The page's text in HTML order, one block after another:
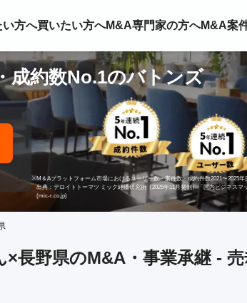
い方へ買いたい方へM&A専門家の方へM&A案
成約数No.1のバトンズ
※M＆Aプラットフォーム市場におけるユーザー数・案件数・成約件数2021〜2025
出典：デロイトトーマツ ミック経済研究所（2025年11月発刊）「国内ビジネスマ
(mic-r.co.jp)
×長野県のM&A・事業承継 -